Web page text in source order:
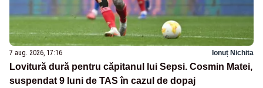
7 aug. 2026, 17:16 Ionuț Nichita
Lovitură dură pentru căpitanul lui Sepsi. Cosmin Matei,
suspendat 9 luni de TAS în cazul de dopaj